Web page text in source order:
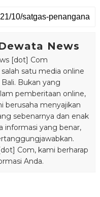
News
[dot] Com
satu media online
Bukan yang
pemberitaan online,
berusaha menyajikan
sebenarnya dan enak
informasi yang benar,
Com, kami berharap
Anda.